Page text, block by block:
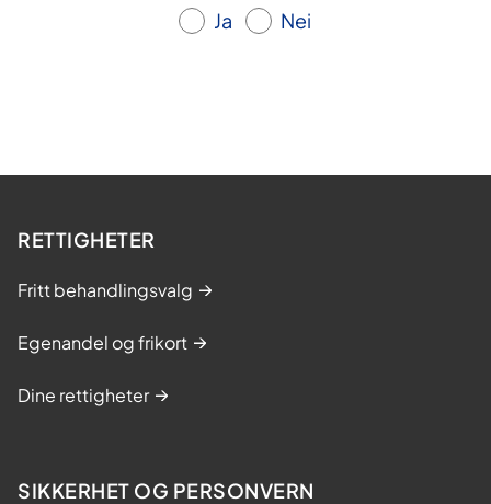
Ja Nei
RETTIGHETER
Fritt behandlingsvalg
Egenandel og frikort
Dine rettigheter
SIKKERHET OG PERSONVERN